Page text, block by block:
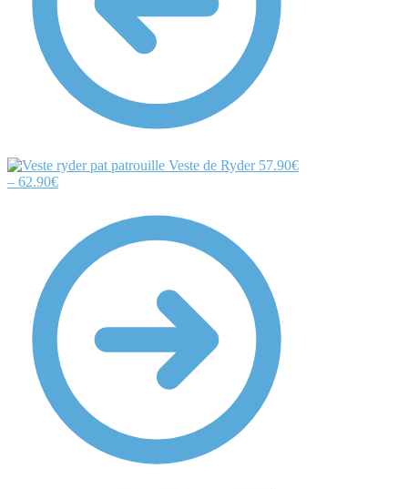
Veste de Ryder 57.90€
– 62.90€